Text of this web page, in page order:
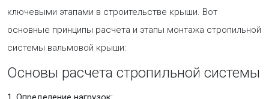
ключевыми этапами в строительстве крыши. Вот
основные принципы расчета и этапы монтажа стропильной
системы вальмовой крыши:
Основы расчета стропильной системы